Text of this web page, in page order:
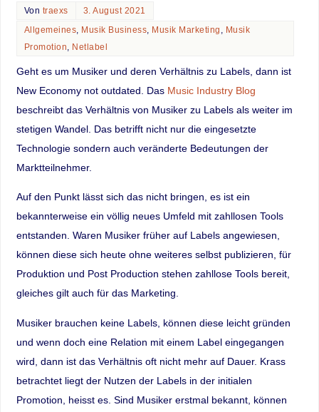
Von traexs
3. August 2021
Allgemeines Musik Business Musik Marketing
Musik
Promotion
Netlabel
Geht es um Musiker und deren Verhältnis zu Labels, dann ist
New Economy not outdated. Das Music Industry Blog
beschreibt das Verhältnis von Musiker zu Labels als weiter im
stetigen Wandel. Das betrifft nicht nur die eingesetzte
Technologie sondern auch veränderte Bedeutungen der
Marktteilnehmer.
Auf den Punkt lässt sich das nicht bringen, es ist ein
bekannterweise ein völlig neues Umfeld mit zahllosen Tools
entstanden. Waren Musiker früher auf Labels angewiesen,
können diese sich heute ohne weiteres selbst publizieren, für
Produktion und Post Production stehen zahllose Tools bereit,
gleiches gilt auch für das Marketing.
Musiker brauchen keine Labels, können diese leicht gründen
und wenn doch eine Relation mit einem Label eingegangen
wird, dann ist das Verhältnis oft nicht mehr auf Dauer. Krass
betrachtet liegt der Nutzen der Labels in der initialen
Promotion, heisst es. Sind Musiker erstmal bekannt, können